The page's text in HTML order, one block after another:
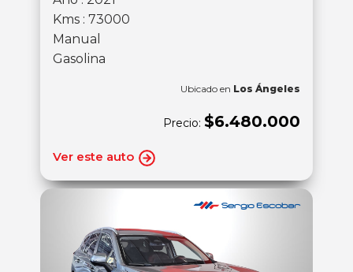
Kms : 73000
Manual
Gasolina
Ubicado en Los Ángeles
Precio: $6.480.000
Ver este auto